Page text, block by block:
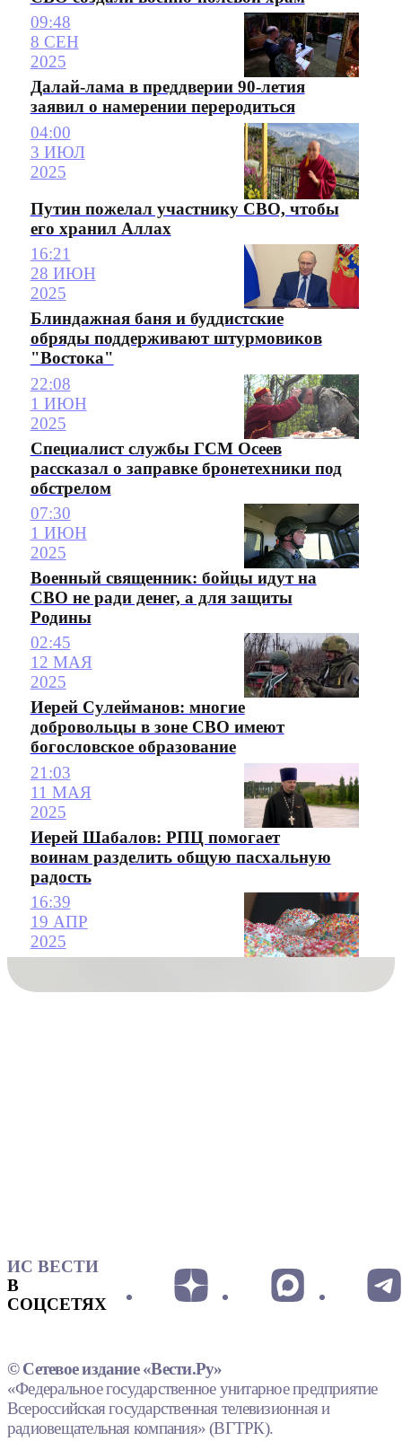
09:48
8 СЕН
2025
Далай-лама в преддверии 90-летия
заявил о намерении переродиться
04:00
3 ИЮЛ
2025
Путин пожелал участнику СВО, чтобы
его хранил Аллах
16:21
28 ИЮН
2025
Блиндажная баня и буддистские
обряды поддерживают штурмовиков
"Востока"
22:08
1 ИЮН
2025
Специалист службы ГСМ Осеев
рассказал о заправке бронетехники под
обстрелом
07:30
1 ИЮН
2025
Военный священник: бойцы идут на
СВО не ради денег, а для защиты
Родины
02:45
12 МАЯ
2025
Иерей Сулейманов: многие
добровольцы в зоне СВО имеют
богословское образование
21:03
11 МАЯ
2025
Иерей Шабалов: РПЦ помогает
воинам разделить общую пасхальную
радость
16:39
19 АПР
2025
ИС ВЕСТИ
В
СОЦСЕТЯХ
© Сетевое издание «Вести.Ру»
«Федеральное государственное унитарное предприятие
Всероссийская государственная телевизионная и
радиовещательная компания» (ВГТРК).